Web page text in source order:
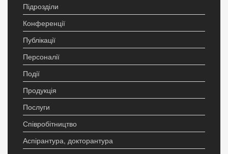
Підрозділи
Конференції
Публікації
Персоналії
Події
Продукція
Послуги
Співробітництво
Аспірантура, докторантура